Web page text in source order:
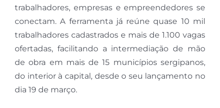
trabalhadores, empresas e empreendedores se
conectam. A ferramenta já reúne quase 10 mil
trabalhadores cadastrados e mais de 1.100 vagas
ofertadas, facilitando a intermediação de mão
de obra em mais de 15 municípios sergipanos,
do interior à capital, desde o seu lançamento no
dia 19 de março.